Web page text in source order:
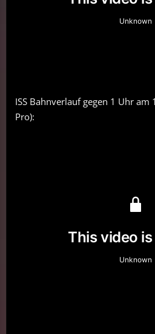
ISS Bahnverlauf gegen 1 Uhr am
Pro):